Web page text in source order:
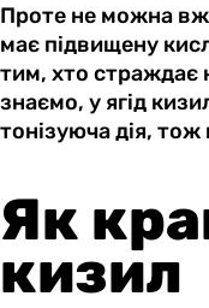
Проте не можна
має підвищену
тим, хто страждає
знаємо, у ягід
тонізуюча дія,
Як
кизил